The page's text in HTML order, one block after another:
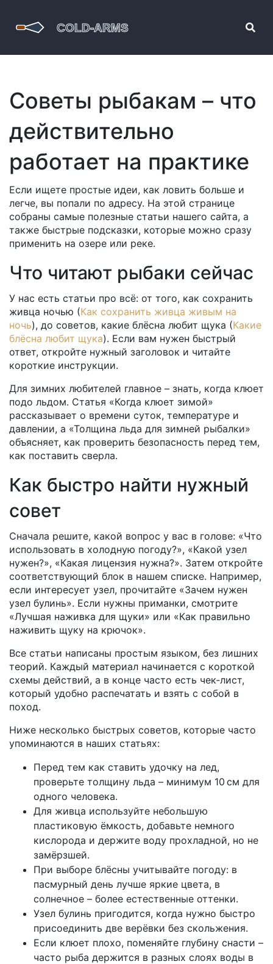
Советы рыбакам – что
действительно
работает на практике
Если ищете простые идеи, как ловить больше и
легче, вы попали по адресу. На этой странице
собраны самые полезные статьи нашего сайта, а
также быстрые подсказки, которые можно сразу
применить на озере или реке.
Что читают рыбаки сейчас
У нас есть статьи про всё: от того, как сохранить
живца ночью (Как сохранить живца живым на
ночь), до советов, какие блёсна любит щука (Какие
блёсна любит щука). Если вам нужен быстрый
ответ, откройте нужный заголовок и читайте
короткие инструкции.
Для зимних любителей главное – знать, когда клюет
подо льдом. Статья «Когда клюет зимой»
рассказывает о времени суток, температуре и
давлении, а «Толщина льда для зимней рыбалки»
объясняет, как проверить безопасность перед тем,
как поставить сверла.
Как быстро найти нужный
совет
Сначала решите, какой вопрос у вас в голове: «Что
использовать в холодную погоду?», «Какой узел
нужен?», «Какая лицензия нужна?». Затем откройте
соответствующий блок в нашем списке. Например,
если интересует узел, прочитайте «Зачем нужен
узел булинь». Если нужны приманки, смотрите
«Лучшая наживка для щуки» или «Как правильно
наживить щуку на крючок».
Все статьи написаны простым языком, без лишних
теорий. Каждый материал начинается с короткой
схемы действий, а в конце часто есть чек‑лист,
который удобно распечатать и взять с собой в
поход.
Ниже несколько быстрых советов, которые часто
упоминаются в наших статьях:
Перед тем как ставить удочку на лед,
проверьте толщину льда – минимум 10 см для
одного человека.
Для живца используйте небольшую
пластиковую ёмкость, добавьте немного
кислорода и держите воду прохладной, но не
замёрзшей.
При выборе блёсны учитывайте погоду: в
пасмурный день лучше яркие цвета, в
солнечное – более естественные оттенки.
Узел булинь пригодится, когда нужно быстро
присоединить две верёвки без скольжения.
Если клюет плохо, поменяйте глубину снасти –
часто рыба держится в разных слоях воды в